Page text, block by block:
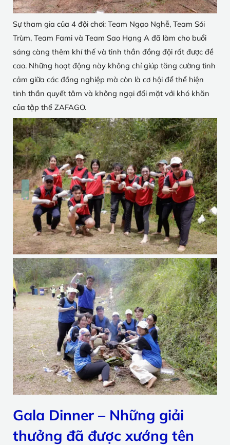
Sự tham gia của 4 đội chơi: Team Ngạo Nghễ, Team Sói
Trùm, Team Fami và Team Sao Hạng A đã làm cho buổi
sáng càng thêm khí thế và tinh thần đồng đội rất được đề
cao. Những hoạt động này không chỉ giúp tăng cường tình
cảm giữa các đồng nghiệp mà còn là cơ hội để thể hiện
tinh thần quyết tâm và không ngại đối mặt với khó khăn
của tập thể ZAFAGO.
Gala Dinner – Những giải
thưởng đã được xướng tên